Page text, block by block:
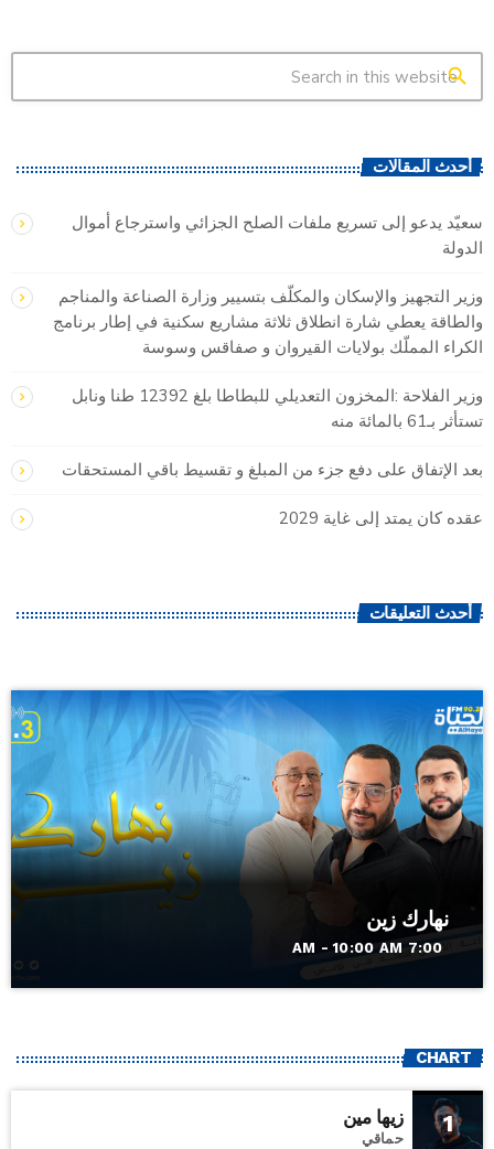
search
أحدث المقالات
سعيّد يدعو إلى تسريع ملفات الصلح الجزائي واسترجاع أموال
الدولة
وزير التجهيز والإسكان والمكلّف بتسيير وزارة الصناعة والمناجم
والطاقة يعطي شارة انطلاق ثلاثة مشاريع سكنية في إطار برنامج
الكراء المملّك بولايات القيروان و صفاقس وسوسة
وزير الفلاحة :المخزون التعديلي للبطاطا بلغ 12392 طنا ونابل
تستأثر بـ61 بالمائة منه
بعد الإتفاق على دفع جزء من المبلغ و تقسيط باقي المستحقات
عقده كان يمتد إلى غاية 2029
أحدث التعليقات
نهارك زين
7:00 AM - 10:00 AM
CHART
1 زيها مين
حماقي